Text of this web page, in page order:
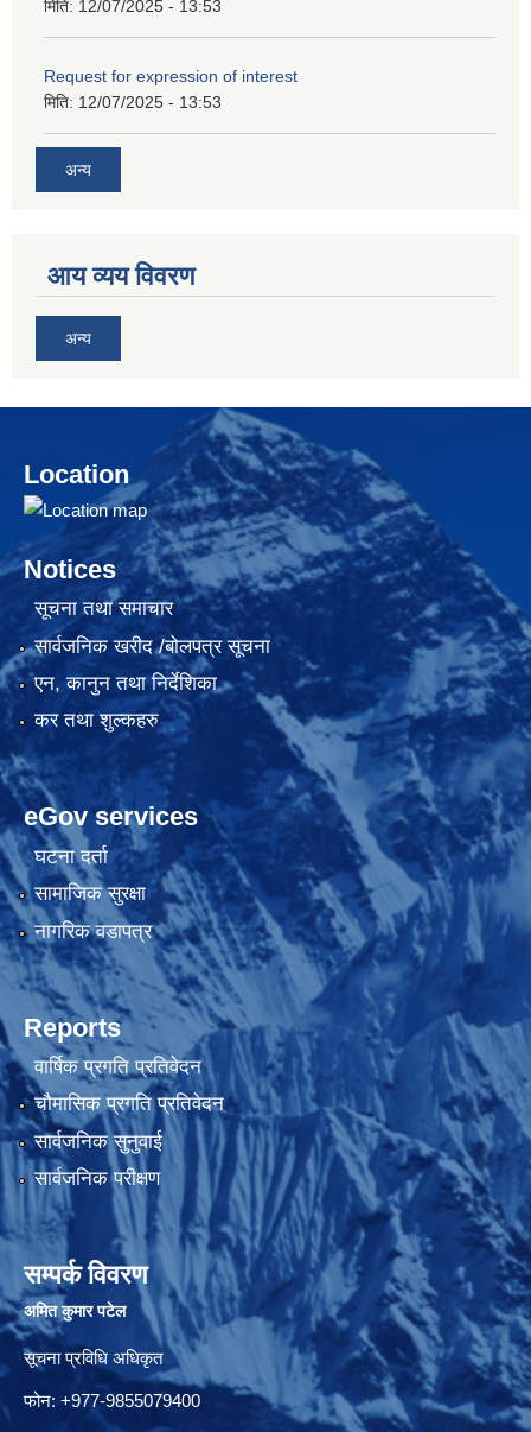
मिति: 12/07/2025 - 13:53
Request for expression of interest
मिति: 12/07/2025 - 13:53
अन्य
आय व्यय विवरण
अन्य
Location
Notices
सूचना तथा समाचार
सार्वजनिक खरीद /बोलपत्र सूचना
एन, कानुन तथा निर्देशिका
कर तथा शुल्कहरु
eGov services
घटना दर्ता
सामाजिक सुरक्षा
नागरिक वडापत्र
Reports
वार्षिक प्रगति प्रतिवेदन
चौमासिक प्रगति प्रतिवेदन
सार्वजनिक सुनुवाई
सार्वजनिक परीक्षण
सम्पर्क विवरण
अमित कुमार पटेल
सूचना प्रविधि अधिकृत
फोन: +977-9855079400